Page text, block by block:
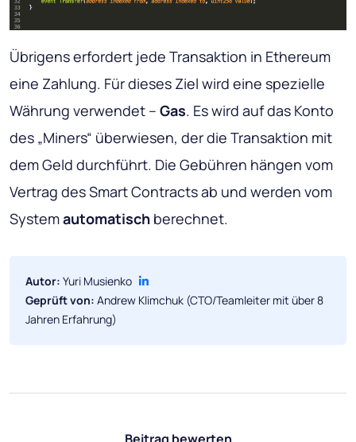
Übrigens erfordert jede Transaktion in Ethereum
eine Zahlung. Für dieses Ziel wird eine spezielle
Währung verwendet – Gas. Es wird auf das Konto
des „Miners“ überwiesen, der die Transaktion mit
dem Geld durchführt. Die Gebühren hängen vom
Vertrag des Smart Contracts ab und werden vom
Systemautomatisch berechnet.
Autor: Yuri Musienko
Geprüft von: Andrew Klimchuk (CTO/Teamleiter mit über 8
Jahren Erfahrung)